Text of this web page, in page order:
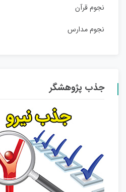
نجوم قرآن
نجوم مدارس
جذب پژوهشگر